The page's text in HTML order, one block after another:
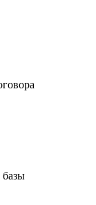
базы